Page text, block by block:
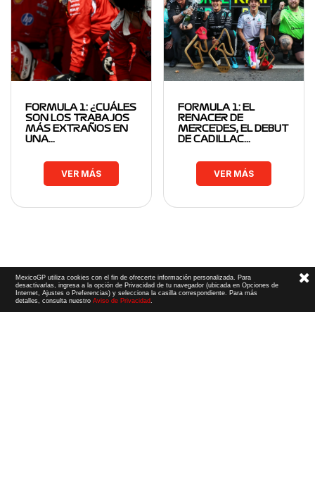
FORMULA 1: ¿CUÁLES
SON LOS TRABAJOS
MÁS EXTRAÑOS EN
UNA…
VER MÁS
FORMULA 1: EL
RENACER DE
MERCEDES, EL DEBUT
DE CADILLAC…
VER MÁS
MexicoGP utiliza cookies con el fin de ofrecerte información personalizada. Para
desactivarlas, ingresa a la opción de Privacidad de tu navegador (ubicada en Opciones de
Internet, Ajustes o Preferencias) y selecciona la casilla correspondiente. Para más
detalles, consulta nuestroAviso de Privacidad.